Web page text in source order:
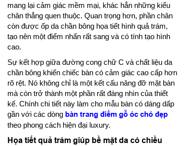
mang lại cảm giác mềm mại, khác hẳn những kiểu
chân thẳng quen thuộc. Quan trọng hơn, phần chân
còn được ốp da chần bông họa tiết hình quả trám,
tạo nên một điểm nhấn rất sang và có tính tạo hình
cao.
Sự kết hợp giữa đường cong chữ C và chất liệu da
chần bông khiến chiếc bàn có cảm giác cao cấp hơn
rõ rệt. Nó không chỉ là một kết cấu nâng đỡ mặt bàn
mà còn trở thành một phần rất đáng nhìn của thiết
kế. Chính chi tiết này làm cho mẫu bàn có dáng dấp
gần với các dòng bàn trang điểm gỗ óc chó đẹp
theo phong cách hiện đại luxury.
Họa tiết quả trám giúp bề mặt da có chiều